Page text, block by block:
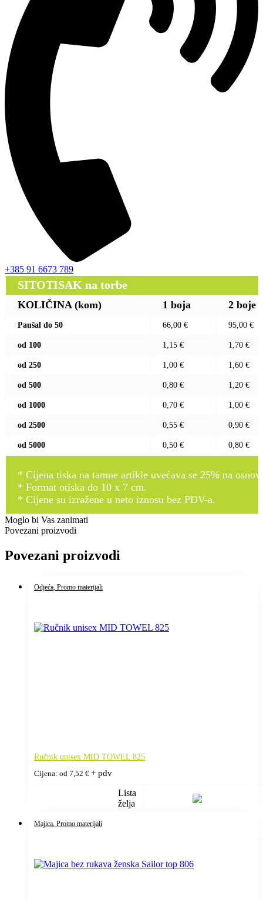
+385 91 6673 789
SITOTISAK na torbe
KOLIČINA (kom) 1 boja 2 boje
Paušal do 50 66,00 € 95,00 €
od 100 1,15 € 1,70 €
od 250 1,00 € 1,60 €
od 500 0,80 € 1,20 €
od 1000 0,70 € 1,00 €
od 2500 0,55 € 0,90 €
od 5000 0,50 € 0,80 €
* Cijena tiska na tamne artikle uvećava se 25% na
* Format otiska do 10 x 7 cm.
* Cijene su izražene u neto iznosu bez PDV-a.
Moglo bi Vas zanimati
Povezani proizvodi
Povezani proizvodi
Odjeća, Promo materijali
Ručnik unisex MID TOWEL 825
Cijena: od 7,52 € + pdv
Lista
želja
Majica, Promo materijali